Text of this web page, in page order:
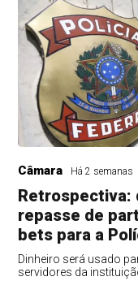
Câmara Há 2 semanas
Retrospectiva:
repasse de
bets para a
Dinheiro será usado
servidores da